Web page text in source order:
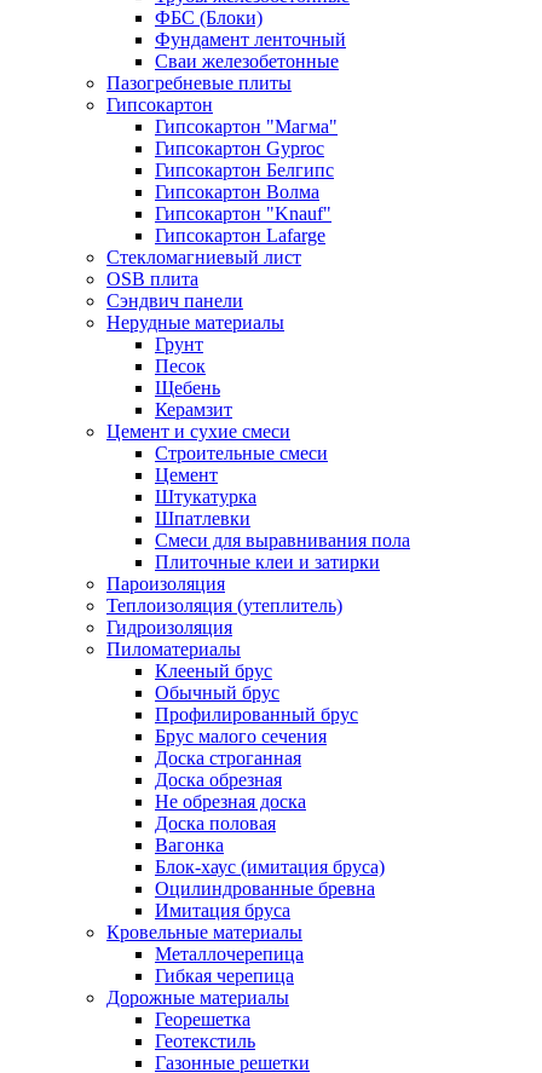
ФБС (Блоки)
Фундамент ленточный
Сваи железобетонные
Пазогребневые плиты
Гипсокартон
Гипсокартон "Магма"
Гипсокартон Gyproc
Гипсокартон Белгипс
Гипсокартон Волма
Гипсокартон "Knauf"
Гипсокартон Lafarge
Стекломагниевый лист
OSB плита
Сэндвич панели
Нерудные материалы
Грунт
Песок
Щебень
Керамзит
Цемент и сухие смеси
Строительные смеси
Цемент
Штукатурка
Шпатлевки
Смеси для выравнивания пола
Плиточные клеи и затирки
Пароизоляция
Теплоизоляция (утеплитель)
Гидроизоляция
Пиломатериалы
Клееный брус
Обычный брус
Профилированный брус
Брус малого сечения
Доска строганная
Доска обрезная
Не обрезная доска
Доска половая
Вагонка
Блок-хаус (имитация бруса)
Оцилиндрованные бревна
Имитация бруса
Кровельные материалы
Металлочерепица
Гибкая черепица
Дорожные материалы
Георешетка
Геотекстиль
Газонные решетки